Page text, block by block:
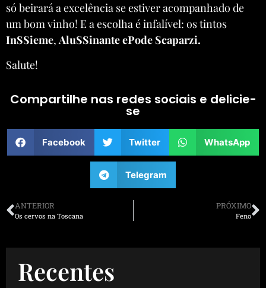
só beirará a excelência se estiver acompanhado de
um bom vinho! E a escolha é infalível: os tintos
InSSieme,AluSSinante ePode Scaparzi.
Salute!
Compartilhe nas redes sociais e delicie-
se
Facebook Twitter WhatsApp
Telegram
ANTERIOR
Os cervos na Toscana
PRÓXIMO
Feno
Recentes